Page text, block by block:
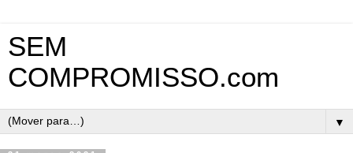
SEM
COMPROMISSO.com
▼